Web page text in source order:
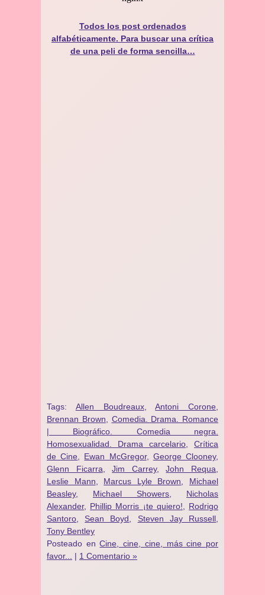
Todos los post ordenados
alfabéticamente. Para buscar una crítica
de una peli de forma sencilla…
Tags: Allen Boudreaux,Antoni Corone
Brennan Brown
Comedia. Drama. Romance
| Biográfico. Comedia negra.
Homosexualidad. Drama carcelario
Crítica
de Cine
Ewan McGregor, George Clooney,
Glenn Ficarra ,Jim Carrey,John Requa
Leslie Mann
Marcus Lyle Brown
Michael
Beasley, Michael Showers
Nicholas
Alexander, Phillip Morris ¡te quiero!
Rodrigo
Santoro
Sean Boyd Steven Jay Russell
Tony Bentley
Posteado enCine, cine, cine, más cine por
favor...
| 1 Comentario »